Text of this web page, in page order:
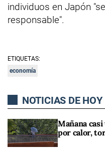
individuos en Japón
responsable".
ETIQUETAS:
economía
NOTICIAS DE HOY
Mañana
por calor,